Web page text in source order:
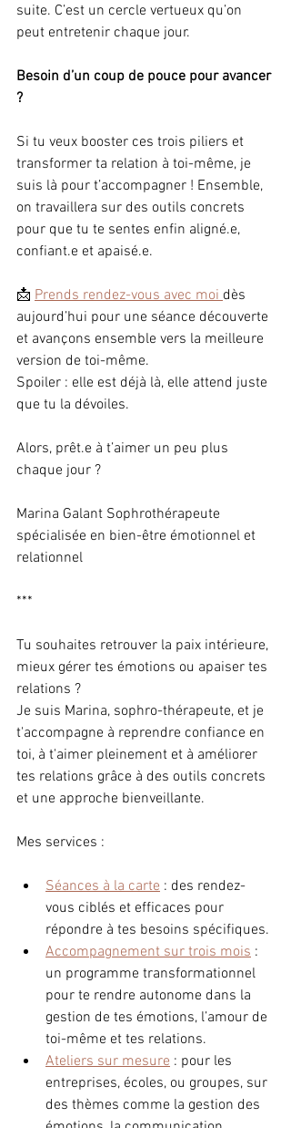
suite. C’est un cercle vertueux qu’on
peut entretenir chaque jour.
Besoin d’un coup de pouce pour avancer
?
Si tu veux booster ces trois piliers et
transformer ta relation à toi-même, je
suis là pour t’accompagner ! Ensemble,
on travaillera sur des outils concrets
pour que tu te sentes enfin aligné.e,
confiant.e et apaisé.e.
📩 Prends rendez-vous avec moi dès
aujourd’hui pour une séance découverte
et avançons ensemble vers la meilleure
version de toi-même.
Spoiler : elle est déjà là, elle attend juste
que tu la dévoiles.
Alors, prêt.e à t’aimer un peu plus
chaque jour ?
Marina Galant Sophrothérapeute
spécialisée en bien-être émotionnel et
relationnel
***
Tu souhaites retrouver la paix intérieure,
mieux gérer tes émotions ou apaiser tes
relations ?
Je suis Marina, sophro-thérapeute, et je
t'accompagne à reprendre confiance en
toi, à t'aimer pleinement et à améliorer
tes relations grâce à des outils concrets
et une approche bienveillante.
Mes services :
Séances à la carte : des rendez-
vous ciblés et efficaces pour
répondre à tes besoins spécifiques.
Accompagnement sur trois mois :
un programme transformationnel
pour te rendre autonome dans la
gestion de tes émotions, l’amour de
toi-même et tes relations.
Ateliers sur mesure : pour les
entreprises, écoles, ou groupes, sur
des thèmes comme la gestion des